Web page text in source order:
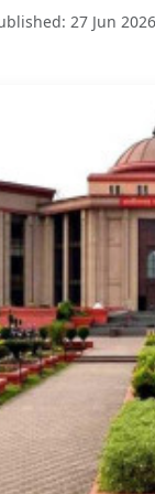
27 Jun 2026